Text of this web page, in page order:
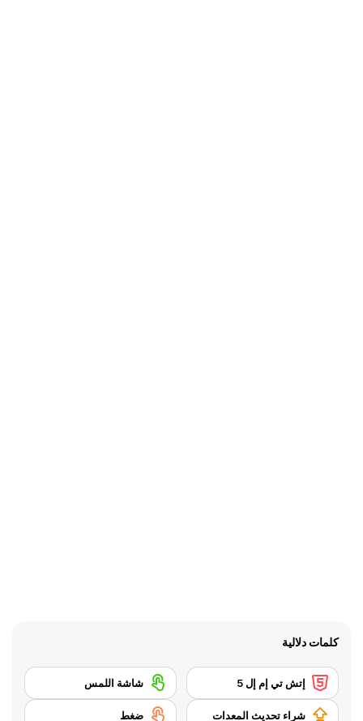
كلمات دلالية
إتش تي إم إل 5 شاشة اللمس
شراء تحديث المعدات ضغط